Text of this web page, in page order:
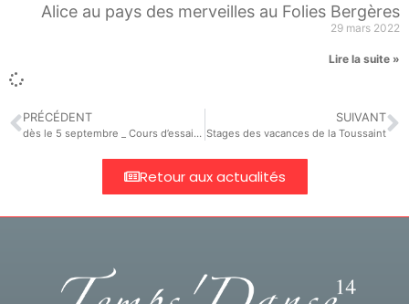
Alice au pays des merveilles au Folies Bergères
29 mars 2022
Lire la suite »
PRÉCÉDENT
dès le 5 septembre _ Cours d’essai pour les nouveaux élèves
SUIVANT
Stages des vacances de la Toussaint
Retour aux actualités